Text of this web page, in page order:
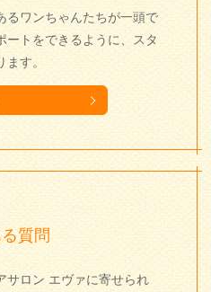
るワンちゃんたちが一頭で
ートをできるように、スタ
ます。
質問
サロン エヴァに寄せられ